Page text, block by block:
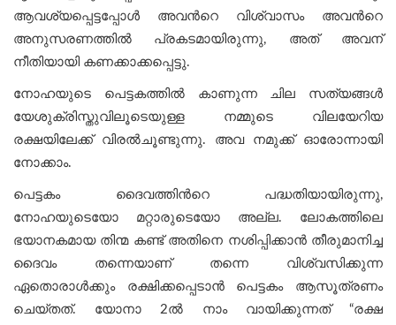
ആവശ്യപ്പെട്ടപ്പോൾ അവന്‍റെ വിശ്വാസം അവന്‍റെ
അനുസരണത്തിൽ പ്രകടമായിരുന്നു, അത് അവന്
നീതിയായി കണക്കാക്കപ്പെട്ടു.
നോഹയുടെ പെട്ടകത്തില്‍ കാണുന്ന ചില സത്യങ്ങൾ
യേശുക്രിസ്തുവിലൂടെയുള്ള നമ്മുടെ വിലയേറിയ
രക്ഷയിലേക്ക് വിരല്‍ചൂണ്ടുന്നു. അവ നമുക്ക് ഓരോന്നായി
നോക്കാം.
പെട്ടകം ദൈവത്തിന്‍റെ പദ്ധതിയായിരുന്നു,
നോഹയുടെയോ മറ്റാരുടെയോ അല്ല. ലോകത്തിലെ
ഭയാനകമായ തിന്മ കണ്ട് അതിനെ നശിപ്പിക്കാൻ തീരുമാനിച്ച
ദൈവം തന്നെയാണ് തന്നെ വിശ്വസിക്കുന്ന
ഏതൊരാൾക്കും രക്ഷിക്കപ്പെടാൻ പെട്ടകം ആസൂത്രണം
ചെയ്തത്. യോനാ 2ൽ നാം വായിക്കുന്നത് “രക്ഷ